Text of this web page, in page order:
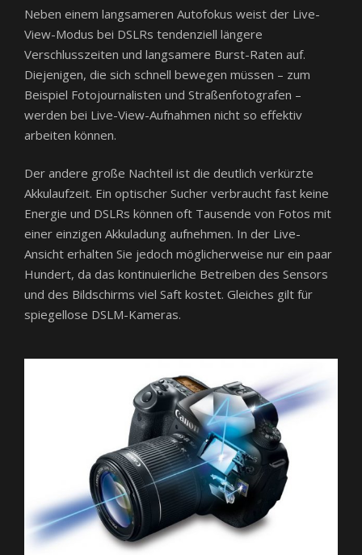
Neben einem langsameren Autofokus weist der Live-
View-Modus bei DSLRs tendenziell längere
Verschlusszeiten und langsamere Burst-Raten auf.
Diejenigen, die sich schnell bewegen müssen – zum
Beispiel Fotojournalisten und Straßenfotografen –
werden bei Live-View-Aufnahmen nicht so effektiv
arbeiten können.
Der andere große Nachteil ist die deutlich verkürzte
Akkulaufzeit. Ein optischer Sucher verbraucht fast keine
Energie und DSLRs können oft Tausende von Fotos mit
einer einzigen Akkuladung aufnehmen. In der Live-
Ansicht erhalten Sie jedoch möglicherweise nur ein paar
Hundert, da das kontinuierliche Betreiben des Sensors
und des Bildschirms viel Saft kostet. Gleiches gilt für
spiegellose DSLM-Kameras.